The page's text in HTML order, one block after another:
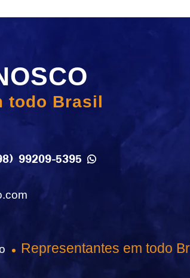
todo Brasil
99209-5395
Representantes em todo